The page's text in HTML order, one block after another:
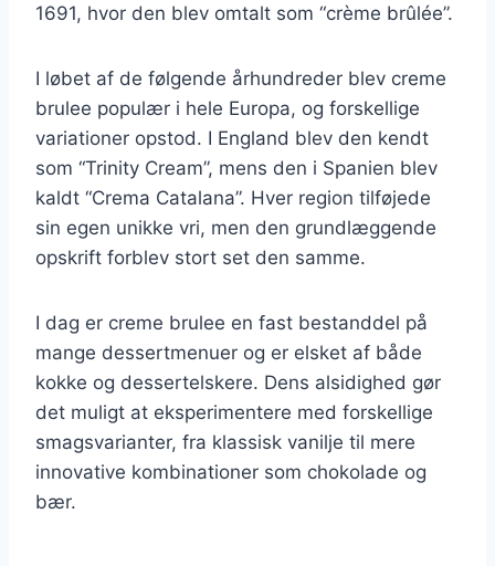
1691, hvor den blev omtalt som “crème brûlée”.
I løbet af de følgende århundreder blev creme
brulee populær i hele Europa, og forskellige
variationer opstod. I England blev den kendt
som “Trinity Cream”, mens den i Spanien blev
kaldt “Crema Catalana”. Hver region tilføjede
sin egen unikke vri, men den grundlæggende
opskrift forblev stort set den samme.
I dag er creme brulee en fast bestanddel på
mange dessertmenuer og er elsket af både
kokke og dessertelskere. Dens alsidighed gør
det muligt at eksperimentere med forskellige
smagsvarianter, fra klassisk vanilje til mere
innovative kombinationer som chokolade og
bær.